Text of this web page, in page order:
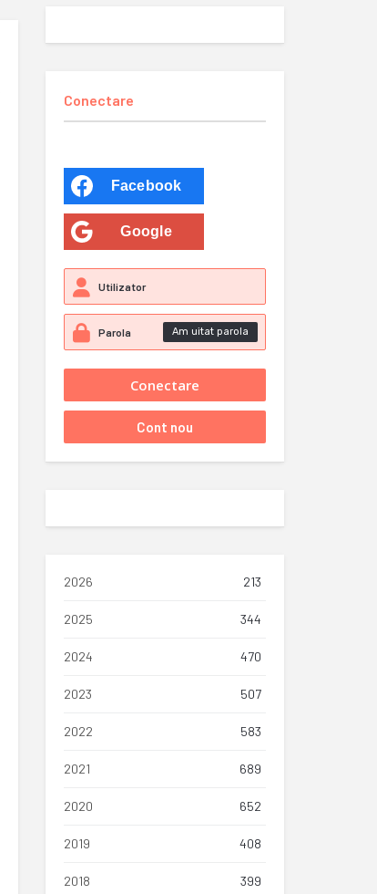
Conectare
Facebook
Google
Am uitat parola
2026 213
2025 344
2024 470
2023 507
2022 583
2021 689
2020 652
2019 408
2018 399